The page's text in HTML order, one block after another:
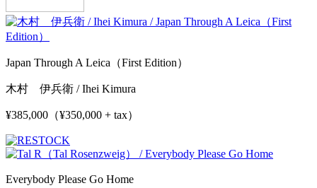
Japan Through A Leica（First Edition）
木村 伊兵衛 / Ihei Kimura
¥385,000（¥350,000 + tax）
Everybody Please Go Home